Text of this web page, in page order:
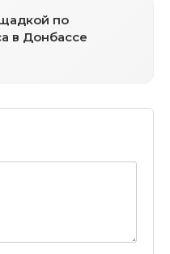
по
в Донбассе